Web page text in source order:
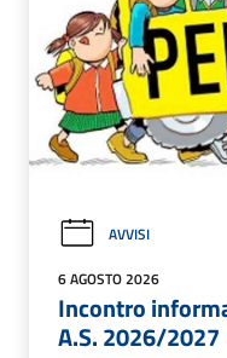
AVVISI
6 AGOSTO 2026
Incontro
A.S. 2026/2027